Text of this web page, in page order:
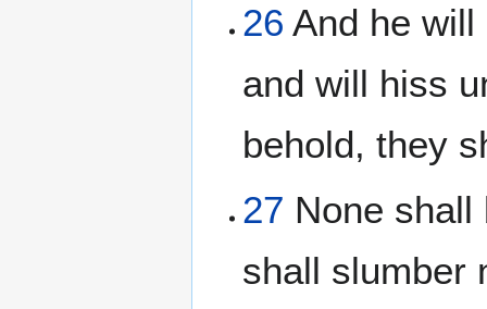
26 And he
and will hiss
behold, they
27 None shall
shall slumber